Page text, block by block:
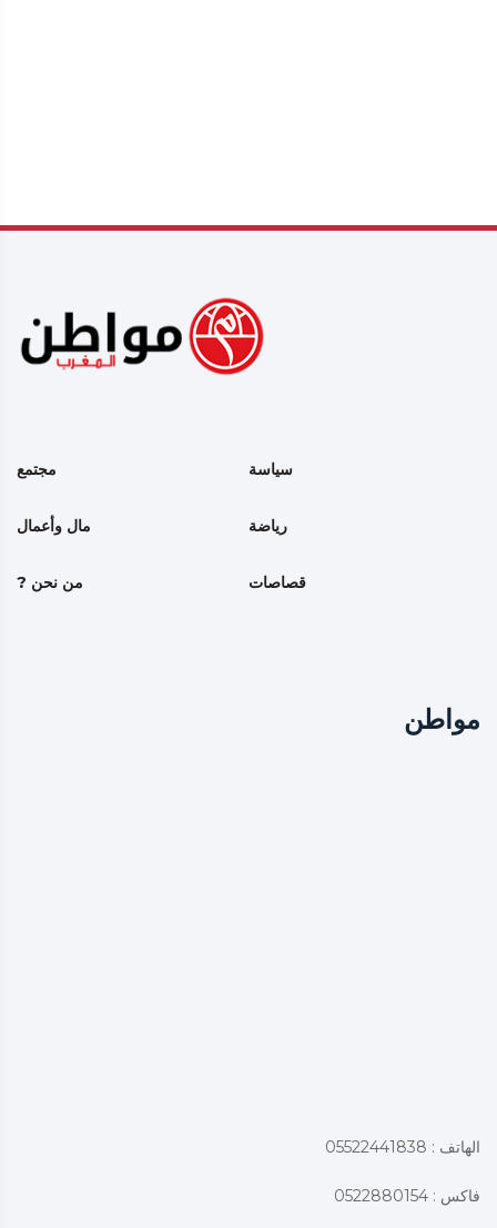
سياسة مجتمع
رياضة مال وأعمال
قصاصات من نحن ?
مواطن
الهاتف : 05522441838
فاكس : 0522880154